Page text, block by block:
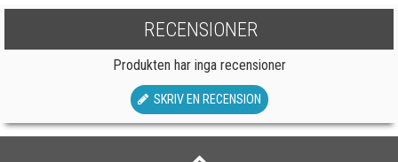
RECENSIONER
Produkten har inga recensioner
SKRIV EN RECENSION